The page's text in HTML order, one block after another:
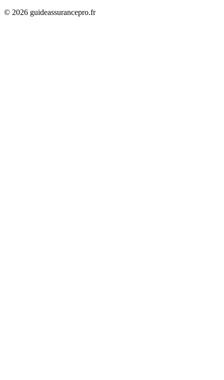
© 2026 guideassurancepro.fr